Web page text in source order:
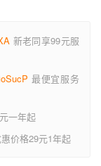
新老同享99元服
最便宜服务
一年起
价格29元1年起